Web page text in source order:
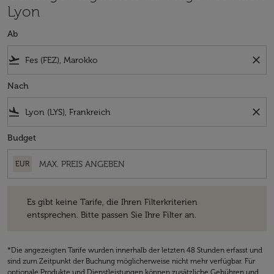
Lyon
Ab
flight_takeoff close
Nach
flight_land close
Budget
EUR
Es gibt keine Tarife, die Ihren Filterkriterien
entsprechen. Bitte passen Sie Ihre Filter an.
*Die angezeigten Tarife wurden innerhalb der letzten 48 Stunden erfasst und
sind zum Zeitpunkt der Buchung möglicherweise nicht mehr verfügbar. Für
optionale Produkte und Dienstleistungen können zusätzliche Gebühren und